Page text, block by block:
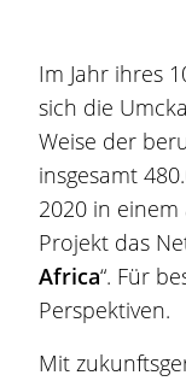
Im Jahr ihres
sich die
Weise der
insgesamt
2020 in einem
Projekt das
Africa“. Für
Perspektiven.
Mit